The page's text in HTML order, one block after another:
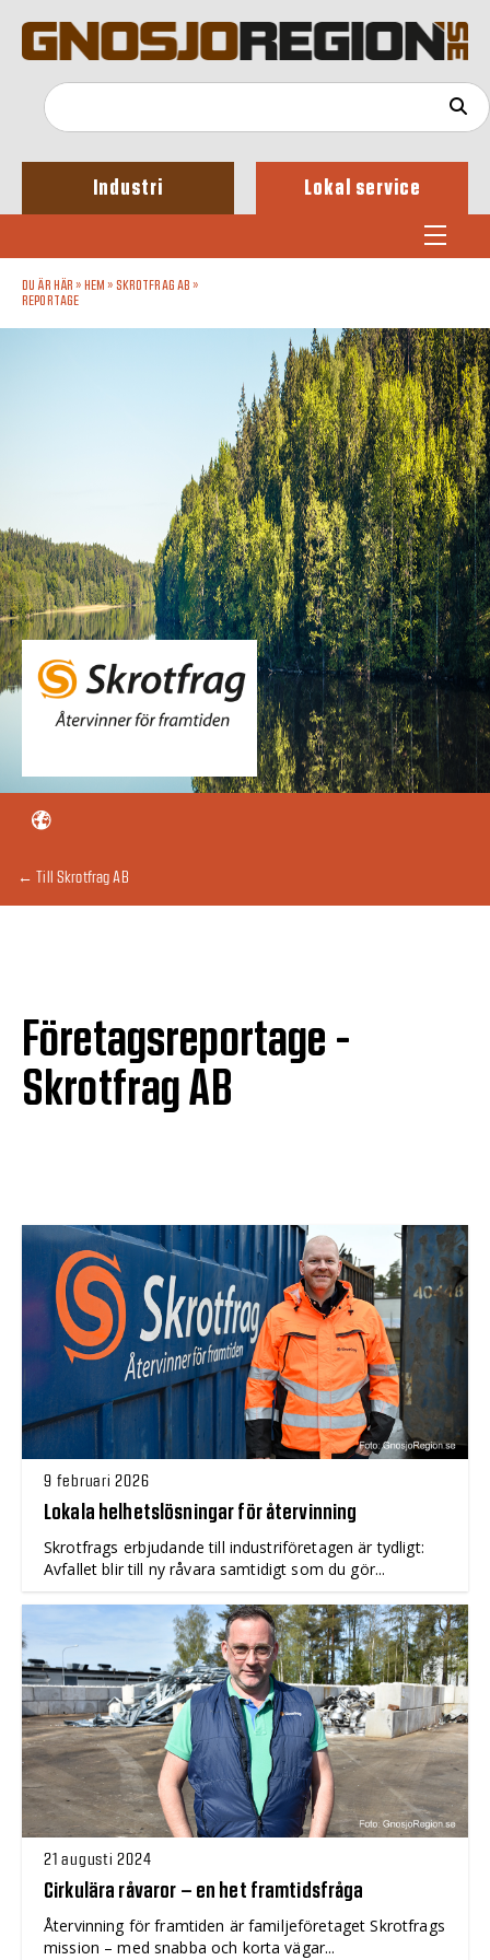
Industri Lokal service
DU ÄR HÄR » HEM » SKROTFRAG AB »
REPORTAGE
← Till Skrotfrag AB
Företagsreportage -
Skrotfrag AB
9 februari 2026
Lokala helhetslösningar för återvinning
Skrotfrags erbjudande till industriföretagen är tydligt:
Avfallet blir till ny råvara samtidigt som du gör...
21 augusti 2024
Cirkulära råvaror – en het framtidsfråga
Återvinning för framtiden är familjeföretaget Skrotfrags
mission – med snabba och korta vägar...